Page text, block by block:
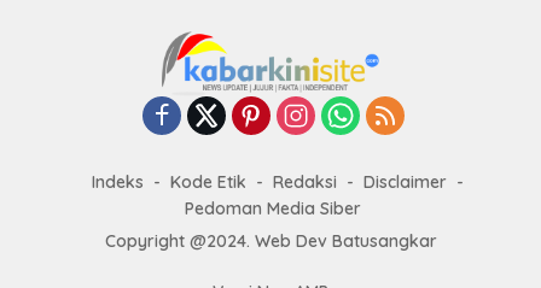
Indeks Kode Etik Redaksi
Disclaimer
Pedoman Media Siber
Copyright @2024. Web Dev Batusangkar